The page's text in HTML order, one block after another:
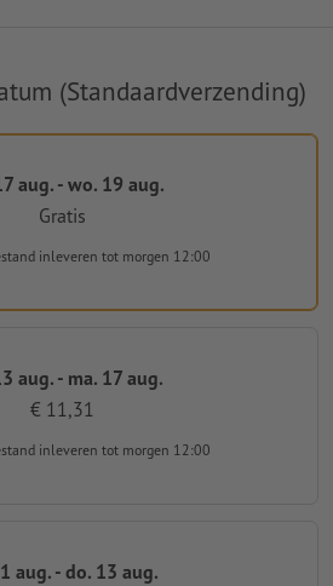
(Standaardverzending)
aug. - wo. 19 aug.
Gratis
inleveren tot morgen 12:00
aug. - ma. 17 aug.
€ 11,31
inleveren tot morgen 12:00
aug. - do. 13 aug.